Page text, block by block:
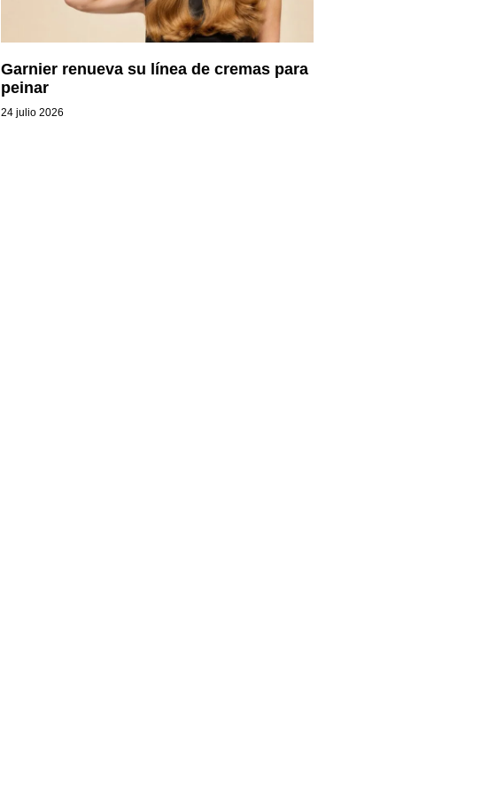
Garnier renueva su línea de cremas para
peinar
24 julio 2026